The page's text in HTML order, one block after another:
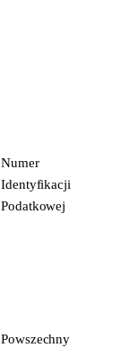
Numer
Identyfikacji
Podatkowej
Powszechny